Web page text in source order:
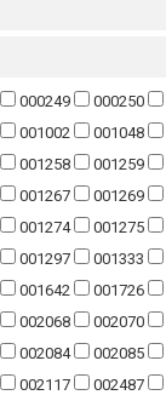
000249 000250
001002 001048
001258 001259
001267 001269
001274 001275
001297 001333
001642 001726
002068 002070
002084 002085
002117 002487